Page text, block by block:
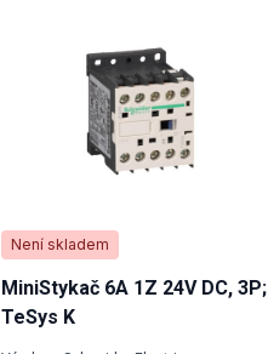
Není skladem
MiniStykač 6A 1Z 24V DC, 3P;
TeSys K